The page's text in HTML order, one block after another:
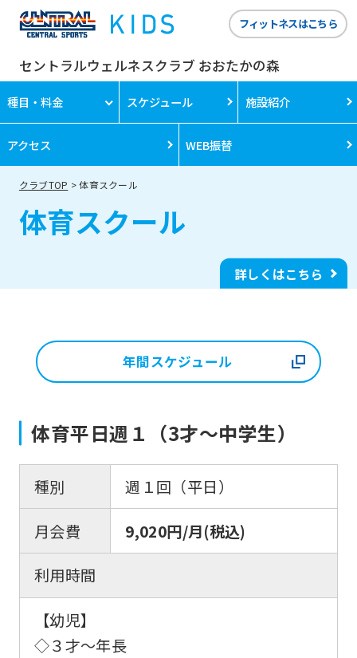
セントラルウェルネスクラブ おおたかの森
フィットネスはこちら
種目・料金 スケジュール 施設紹介
アクセス WEB振替
クラブTOP 体育スクール
体育スクール
詳しくはこちら
年間スケジュール
体育平日週１（3才～中学生）
種別
週１回（平日）
月会費
9,020円/月(税込)
利用時間
【幼児】
◇３才～年長